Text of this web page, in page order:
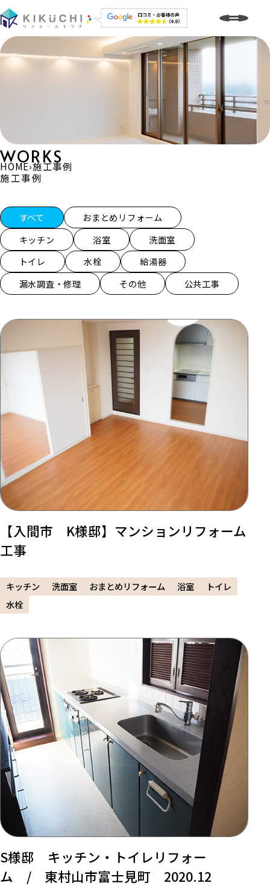
WORKS
施工事例
HOME›施工事例
施工事例一覧
すべて
おまとめリフォーム
キッチン
浴室
洗面室
トイレ
水栓
給湯器
漏水調査・修理
その他 公共工事
【入間市 K様邸】マンションリフォーム
工事
キッチン 洗面室 おまとめリフォーム 浴室
トイレ
水栓
S様邸 キッチン・トイレリフォー
ム / 東村山市富士見町 2020.12